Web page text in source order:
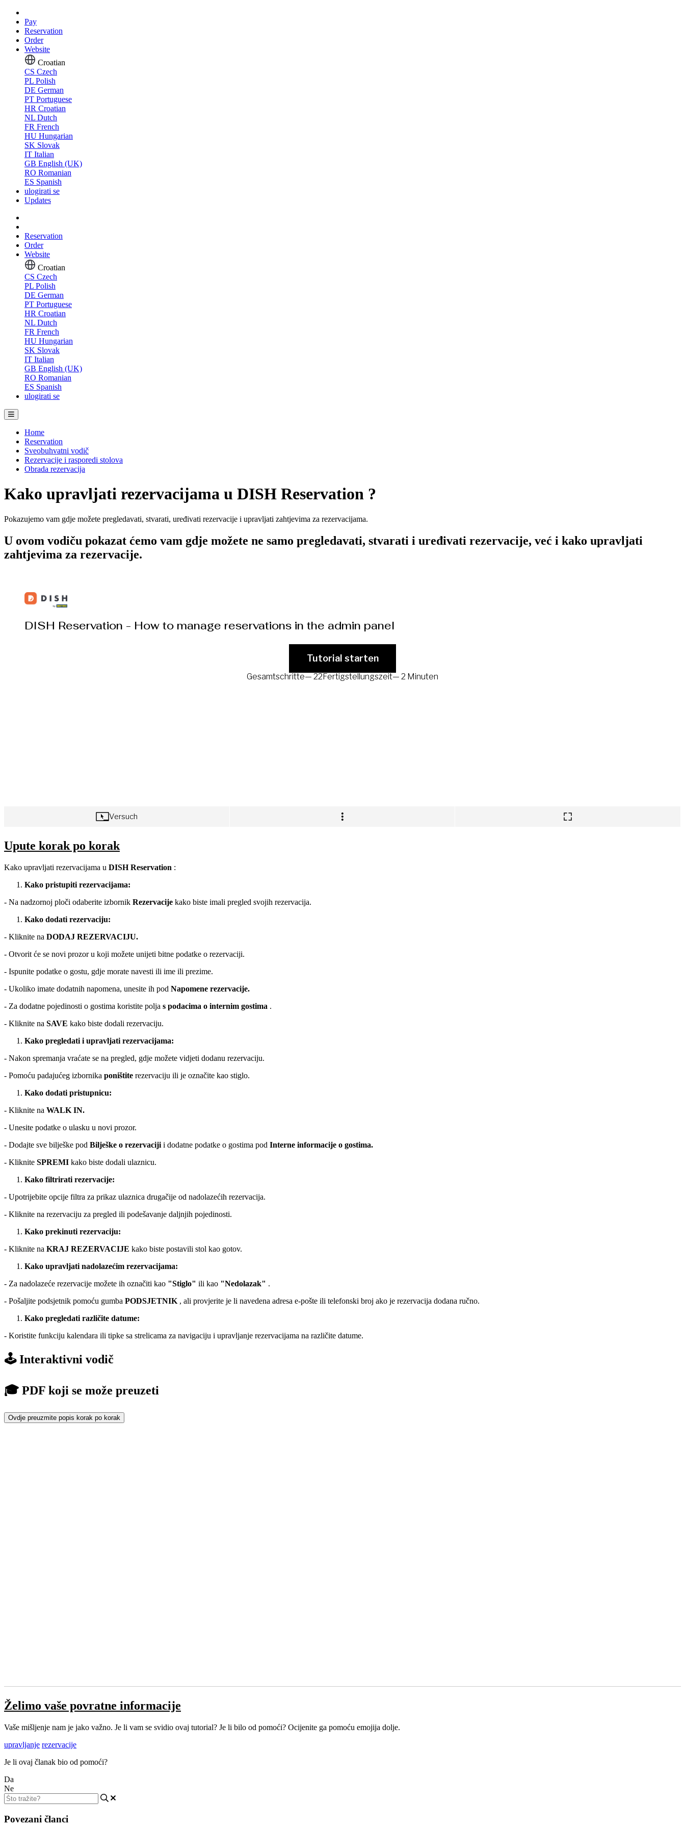
Pay
Reservation
Order
Website
Croatian
CS Czech
PL Polish
DE German
PT Portuguese
HR Croatian
NL Dutch
FR French
HU Hungarian
SK Slovak
IT Italian
GB English (UK)
RO Romanian
ES Spanish
ulogirati se
Updates
Reservation
Order
Website
Croatian
CS Czech
PL Polish
DE German
PT Portuguese
HR Croatian
NL Dutch
FR French
HU Hungarian
SK Slovak
IT Italian
GB English (UK)
RO Romanian
ES Spanish
ulogirati se
Home
Reservation
Sveobuhvatni vodič
Rezervacije i rasporedi stolova
Obrada rezervacija
Kako upravljati rezervacijama u DISH Reservation ?
Pokazujemo vam gdje možete pregledavati, stvarati, uređivati rezervacije i upravljati zahtjevima za rezervacijama.
U ovom vodiču pokazat ćemo vam gdje možete ne samo pregledavati, stvarati i uređivati ​​rezervacije, već i kako upravljati
zahtjevima za rezervacije.
Upute korak po korak
Kako upravljati rezervacijama u DISH Reservation :
Kako pristupiti rezervacijama:
- Na nadzornoj ploči odaberite izbornik Rezervacije kako biste imali pregled svojih rezervacija.
Kako dodati rezervaciju:
- Kliknite na DODAJ REZERVACIJU.
- Otvorit će se novi prozor u koji možete unijeti bitne podatke o rezervaciji.
- Ispunite podatke o gostu, gdje morate navesti ili ime ili prezime.
- Ukoliko imate dodatnih napomena, unesite ih pod Napomene rezervacije.
- Za dodatne pojedinosti o gostima koristite polja s podacima o internim gostima .
- Kliknite na SAVE kako biste dodali rezervaciju.
Kako pregledati i upravljati rezervacijama:
- Nakon spremanja vraćate se na pregled, gdje možete vidjeti dodanu rezervaciju.
- Pomoću padajućeg izbornika poništite rezervaciju ili je označite kao stiglo.
Kako dodati pristupnicu:
- Kliknite na WALK IN.
- Unesite podatke o ulasku u novi prozor.
- Dodajte sve bilješke pod Bilješke o rezervaciji i dodatne podatke o gostima pod Interne informacije o gostima.
- Kliknite SPREMI kako biste dodali ulaznicu.
Kako filtrirati rezervacije:
- Upotrijebite opcije filtra za prikaz ulaznica drugačije od nadolazećih rezervacija.
- Kliknite na rezervaciju za pregled ili podešavanje daljnjih pojedinosti.
Kako prekinuti rezervaciju:
- Kliknite na KRAJ REZERVACIJE kako biste postavili stol kao gotov.
Kako upravljati nadolazećim rezervacijama:
- Za nadolazeće rezervacije možete ih označiti kao "Stiglo" ili kao "Nedolazak" .
- Pošaljite podsjetnik pomoću gumba PODSJETNIK , ali provjerite je li navedena adresa e-pošte ili telefonski broj ako je rezervacija dodana ručno.
Kako pregledati različite datume:
- Koristite funkciju kalendara ili tipke sa strelicama za navigaciju i upravljanje rezervacijama na različite datume.
🕹️ Interaktivni vodič
🎓 PDF koji se može preuzeti
Ovdje preuzmite popis korak po korak
Želimo vaše povratne informacije
Vaše mišljenje nam je jako važno. Je li vam se svidio ovaj tutorial? Je li bilo od pomoći? Ocijenite ga pomoću emojija dolje.
upravljanje rezervacije
Je li ovaj članak bio od pomoći?
Da
Ne
Povezani članci